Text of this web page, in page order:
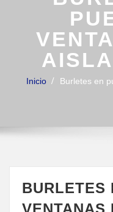
Inicio Burletes en
BURLETES
VENTANAS